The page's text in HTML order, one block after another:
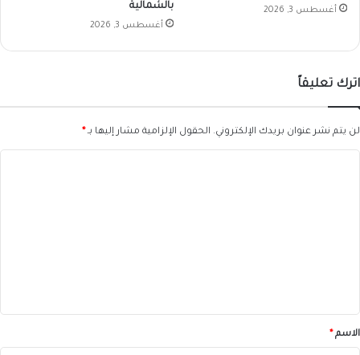
أغسطس 3, 2026
بالشمالية
أغسطس 3, 2026
اترك تعليقاً
لن يتم نشر عنوان بريدك الإلكتروني. الحقول الإلزامية مشار إليها بـ*
*الاسم*